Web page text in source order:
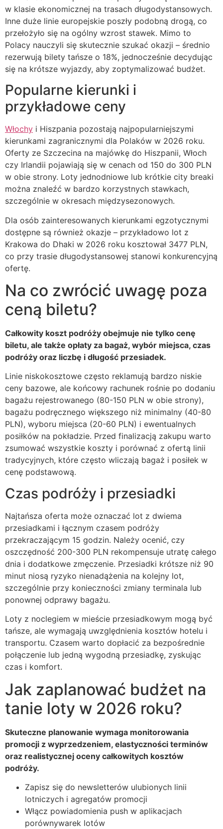
w klasie ekonomicznej na trasach długodystansowych.
Inne duże linie europejskie poszły podobną drogą, co
przełożyło się na ogólny wzrost stawek. Mimo to
Polacy nauczyli się skutecznie szukać okazji – średnio
rezerwują bilety tańsze o 18%, jednocześnie decydując
się na krótsze wyjazdy, aby zoptymalizować budżet.
Popularne kierunki i
przykładowe ceny
Włochy i Hiszpania pozostają najpopularniejszymi
kierunkami zagranicznymi dla Polaków w 2026 roku.
Oferty ze Szczecina na majówkę do Hiszpanii, Włoch
czy Irlandii pojawiają się w cenach od 150 do 300 PLN
w obie strony. Loty jednodniowe lub krótkie city breaki
można znaleźć w bardzo korzystnych stawkach,
szczególnie w okresach międzysezonowych.
Dla osób zainteresowanych kierunkami egzotycznymi
dostępne są również okazje – przykładowo lot z
Krakowa do Dhaki w 2026 roku kosztował 3477 PLN,
co przy trasie długodystansowej stanowi konkurencyjną
ofertę.
Na co zwrócić uwagę poza
ceną biletu?
Całkowity koszt podróży obejmuje nie tylko cenę
biletu, ale także opłaty za bagaż, wybór miejsca, czas
podróży oraz liczbę i długość przesiadek.
Linie niskokosztowe często reklamują bardzo niskie
ceny bazowe, ale końcowy rachunek rośnie po dodaniu
bagażu rejestrowanego (80-150 PLN w obie strony),
bagażu podręcznego większego niż minimalny (40-80
PLN), wyboru miejsca (20-60 PLN) i ewentualnych
posiłków na pokładzie. Przed finalizacją zakupu warto
zsumować wszystkie koszty i porównać z ofertą linii
tradycyjnych, które często wliczają bagaż i posiłek w
cenę podstawową.
Czas podróży i przesiadki
Najtańsza oferta może oznaczać lot z dwiema
przesiadkami i łącznym czasem podróży
przekraczającym 15 godzin. Należy ocenić, czy
oszczędność 200-300 PLN rekompensuje utratę całego
dnia i dodatkowe zmęczenie. Przesiadki krótsze niż 90
minut niosą ryzyko nienadążenia na kolejny lot,
szczególnie przy konieczności zmiany terminala lub
ponownej odprawy bagażu.
Loty z noclegiem w mieście przesiadkowym mogą być
tańsze, ale wymagają uwzględnienia kosztów hotelu i
transportu. Czasem warto dopłacić za bezpośrednie
połączenie lub jedną wygodną przesiadkę, zyskując
czas i komfort.
Jak zaplanować budżet na
tanie loty w 2026 roku?
Skuteczne planowanie wymaga monitorowania
promocji z wyprzedzeniem, elastyczności terminów
oraz realistycznej oceny całkowitych kosztów
podróży.
Zapisz się do newsletterów ulubionych linii
lotniczych i agregatów promocji
Włącz powiadomienia push w aplikacjach
porównywarek lotów